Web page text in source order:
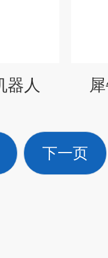
器人
下一页